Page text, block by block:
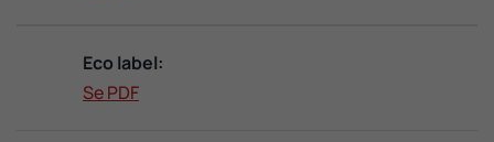
Eco label:
Se PDF